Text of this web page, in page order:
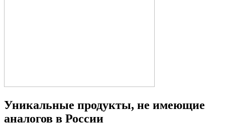
Уникальные продукты, не имеющие
аналогов в России